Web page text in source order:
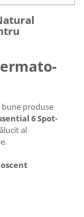
bune produse
6 Spot-
al